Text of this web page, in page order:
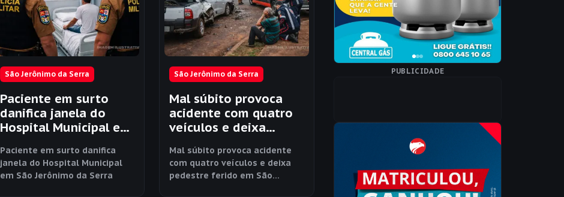
São Jerônimo da Serra
Paciente em surto
danifica janela do
Hospital Municipal em
Paciente em surto danifica
janela do Hospital Municipal
em São Jerônimo da Serra
São Jerônimo da Serra
Mal súbito provoca
acidente com quatro
veículos e deixa
São Jerônimo da Serra
Mal súbito provoca acidente
com quatro veículos e deixa
pedestre ferido em São
PUBLICIDADE